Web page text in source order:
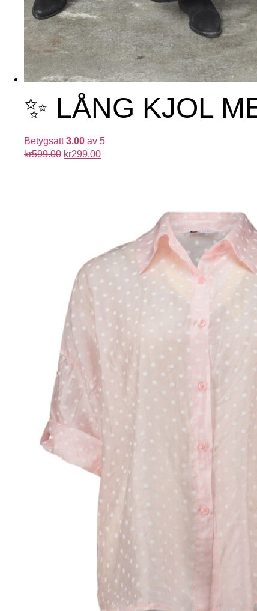
✨ LÅNG KJOL
Betygsatt3.00 av 5
kr599.00 kr299.00